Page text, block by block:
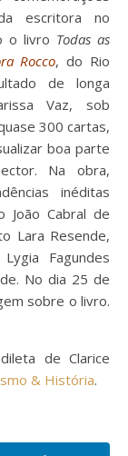
escritora no
o livro Todas as
Rocco, do Rio
de longa
Vaz, sob
300 cartas,
boa parte
Na obra,
inéditas
João Cabral de
Lara Resende,
Fagundes
No dia 25 de
sobre o livro.
de Clarice
& História.